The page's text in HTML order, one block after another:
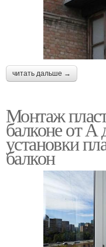
читать дальше →
Монтаж
балконе от А
установки
балкон